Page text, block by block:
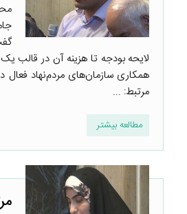
لایحه بودجه تا هزینه آن در قالب یک
همکاری سازمان‌های مردم‌نهاد
مرتبط: ...
مطالعه بیشتر